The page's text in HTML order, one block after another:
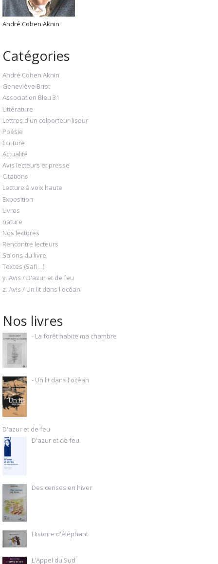
André Cohen Aknin
Catégories
André Cohen Aknin
Geneviève Briot
Association Bleu 31
Littérature
Lettres d'un colporteur-liseur
Poésie
Ecriture
Actualité
Avis lecteurs et presse
Citations
Lecture à voix haute
Exposition
Livres
nature
Nos lectures
Rencontre lecteurs
Salons du livre
Textes (Safi…)
y. Avis / D'azur et de feu
z. Avis / Un lit dans l'océan
Nos livres
- La forêt habite ma chambre
- Un lit dans l'océan
D'azur et de feu
D'azur et de feu
Des cerises en hiver
Histoire d'éléphant
L'Appel du Sud